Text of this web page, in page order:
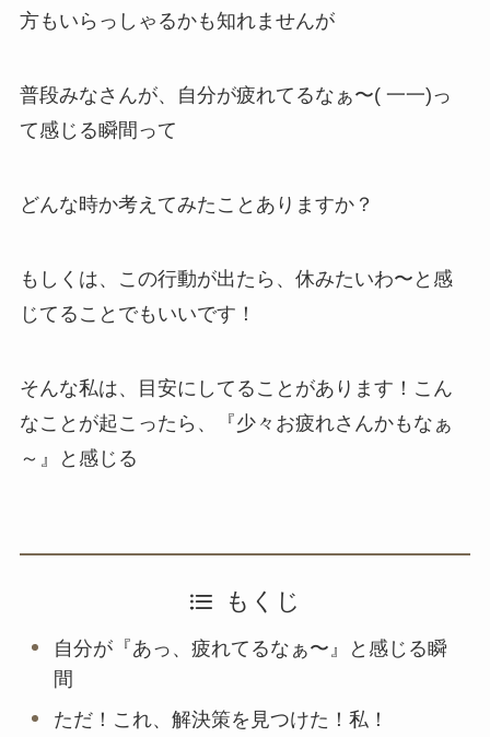
方もいらっしゃるかも知れませんが
普段みなさんが、自分が疲れてるなぁ〜( 一一)っ
て感じる瞬間って
どんな時か考えてみたことありますか？
もしくは、この行動が出たら、休みたいわ〜と感
じてることでもいいです！
そんな私は、目安にしてることがあります！こん
なことが起こったら、『少々お疲れさんかもなぁ
～』と感じる
もくじ
自分が『あっ、疲れてるなぁ〜』と感じる瞬
間
ただ！これ、解決策を見つけた！私！